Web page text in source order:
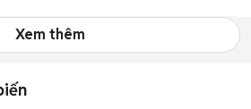
Xem thêm